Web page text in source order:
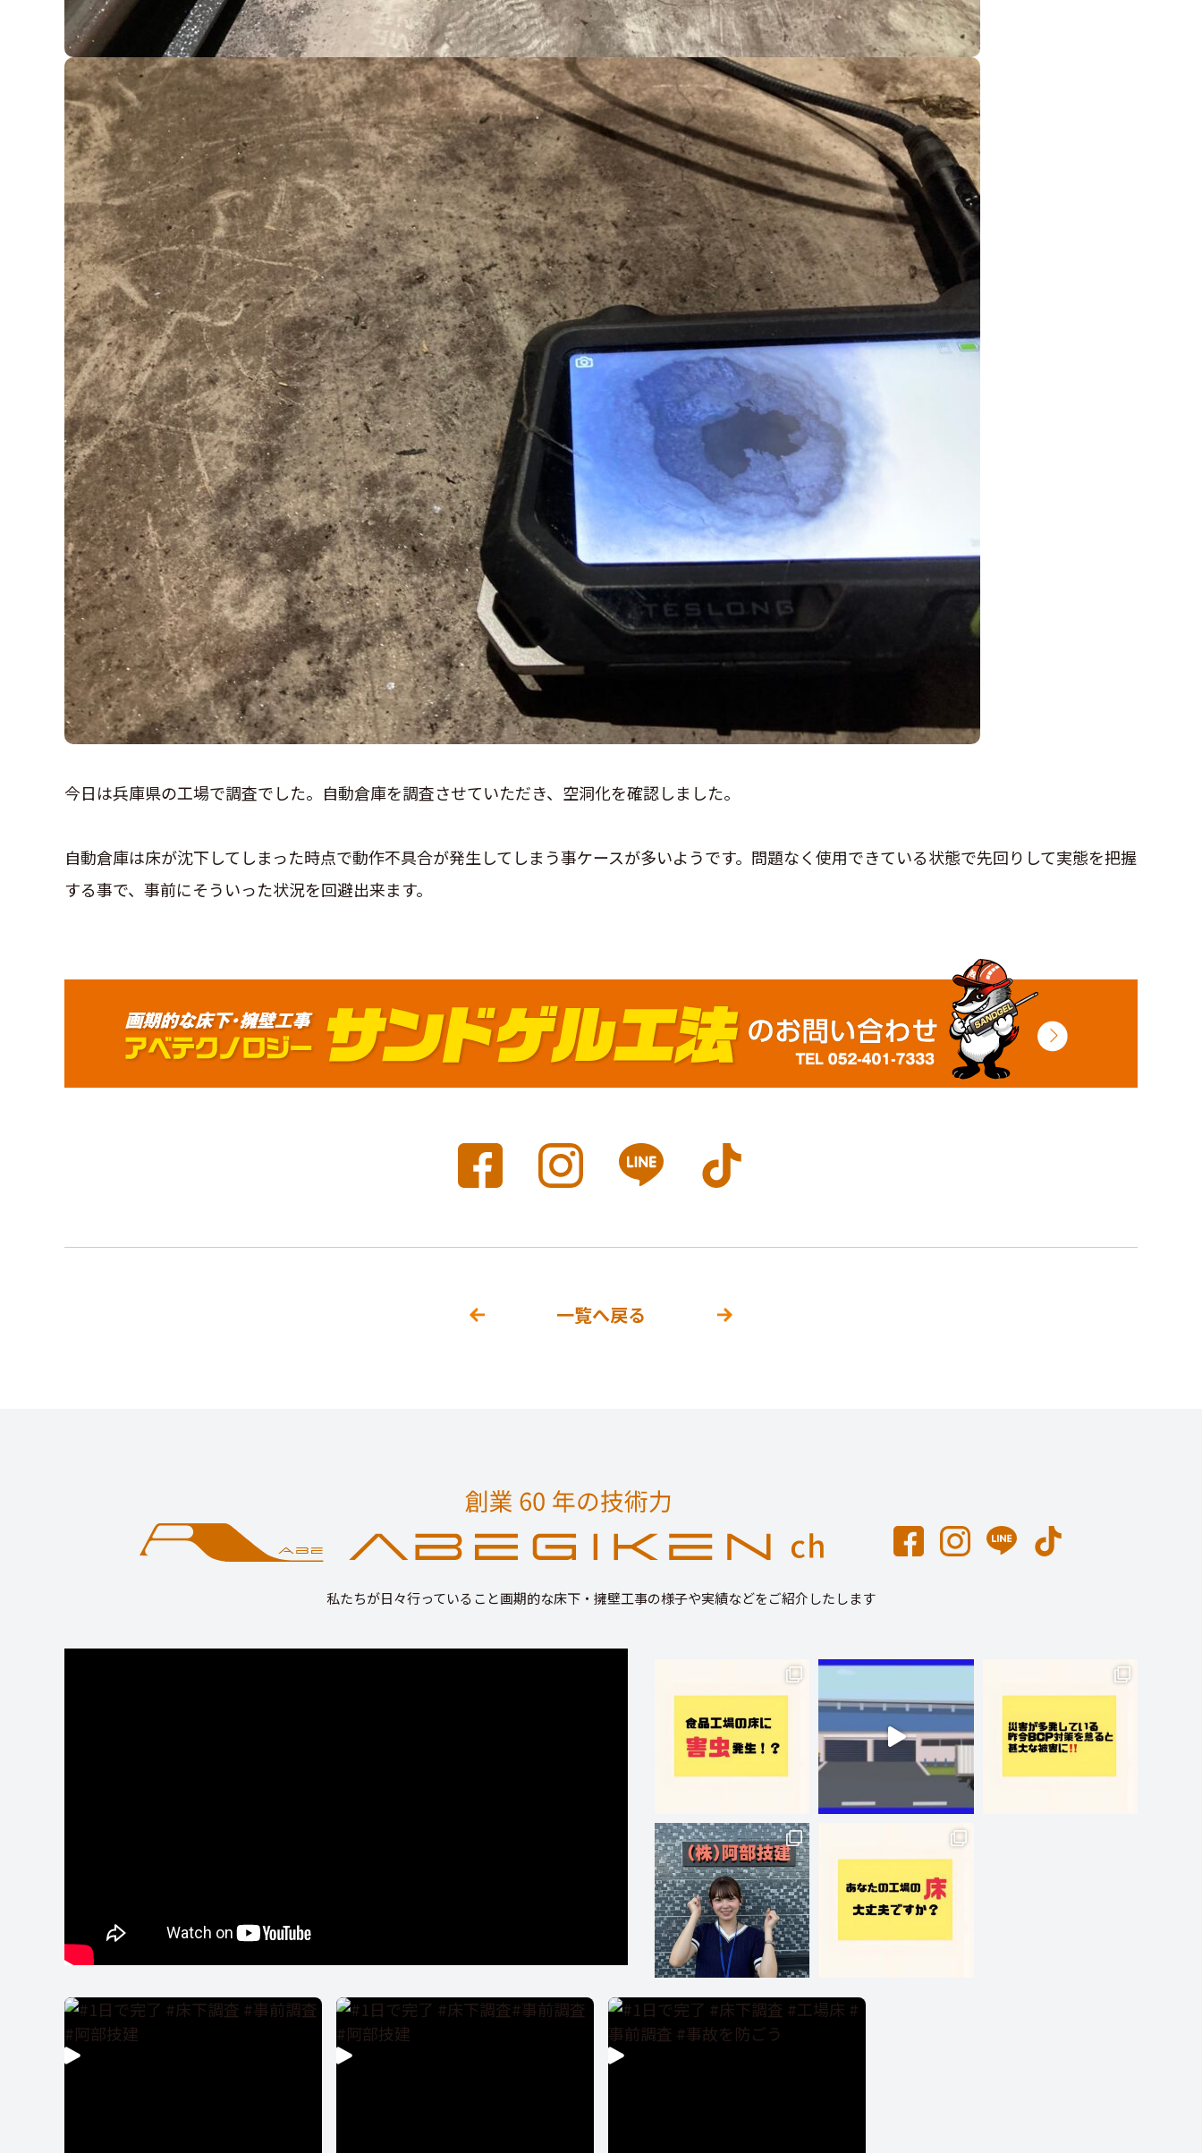
今日は兵庫県の工場で調査でした。自動倉庫を調査させていただき、空洞化を確認しました。
自動倉庫は床が沈下してしまった時点で動作不具合が発生してしまう事ケースが多いようです。問題なく使用できている状態で先回りして実態を把握
する事で、事前にそういった状況を回避出来ます。
一覧へ戻る
私たちが日々行っていること画期的な床下・擁壁工事の様子や実績などをご紹介したします